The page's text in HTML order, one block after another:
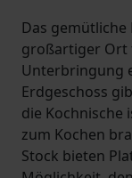
Das gemütliche
großartiger Ort
Unterbringung
Erdgeschoss
die Kochnische
zum Kochen
Stock bieten